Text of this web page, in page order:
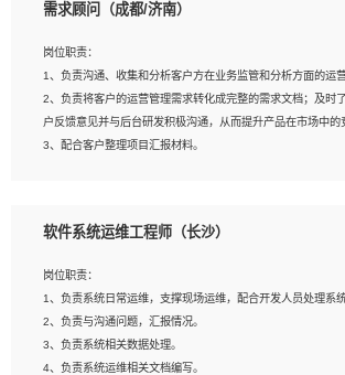
2、2年以上图像处理开发经验，熟悉python和spark开发；
建深度学习系统环境；
4、熟悉OPENCV、HALCON等常用图像处理软件，熟练进行
5、熟悉主流的分类算法、聚类算法和关联分析算法原理，能
的进行业务建模；
6、对OCR领域有深入的研究，熟悉模型调参，压缩和整型化
需求顾问（成都/济南）
岗位职责：
1、负责沟通、收集和分析客户方在业务监管和分析方面的运营
2、负责将客户的运营管理需求转化成完整的需求文档；及时
户反馈意见并与后台研发积极沟通，从而提升产品在市场中的
3、配合客户整理项目汇报材料。
1、3年以上运营或解决方案的工作经验。
征，可独立提出完整的优化方案,并推动方案执行达成结果；熟
WORD、EXCEL等办公软件；
3、深入理解公司各项AI产品和技术信息；具有较强的文档编
PPT、方案建议书等，面试时需携带个人制作的专业PPT文件
软件系统运维工程师（长沙）
岗位职责：
1、负责系统日常运维，支撑现场运维，配合开发人员处理系统
2、负责与沟通问题，汇报情况。
3、负责系统相关数据处理。
4、负责系统运维相关文档编写。